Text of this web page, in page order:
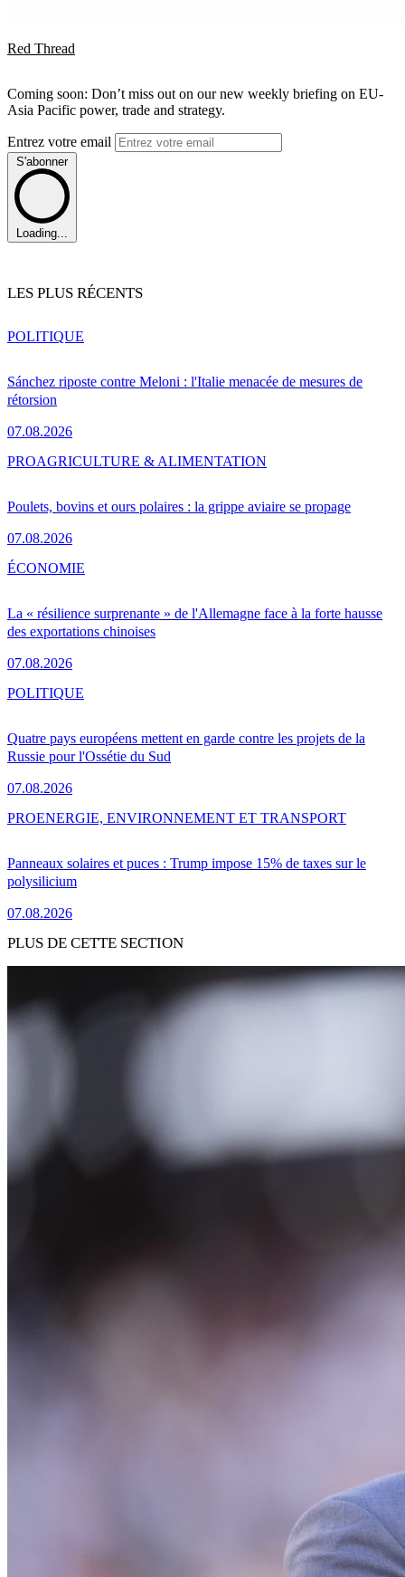
Red Thread
Coming soon: Don’t miss out on our new weekly briefing on EU-
Asia Pacific power, trade and strategy.
Entrez votre email
S'abonner
Loading...
LES PLUS RÉCENTS
Sánchez riposte contre Meloni : l'Italie menacée de mesures de
rétorsion
07.08.2026
POLITIQUE
Poulets, bovins et ours polaires : la grippe aviaire se propage
07.08.2026
PROAGRICULTURE & ALIMENTATION
La « résilience surprenante » de l'Allemagne face à la forte hausse
des exportations chinoises
07.08.2026
ÉCONOMIE
Quatre pays européens mettent en garde contre les projets de la
Russie pour l'Ossétie du Sud
07.08.2026
POLITIQUE
Panneaux solaires et puces : Trump impose 15% de taxes sur le
polysilicium
07.08.2026
PROENERGIE, ENVIRONNEMENT ET TRANSPORT
PLUS DE CETTE SECTION